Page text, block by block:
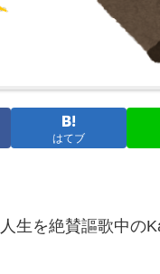
はてブ
生を絶賛謳歌中の